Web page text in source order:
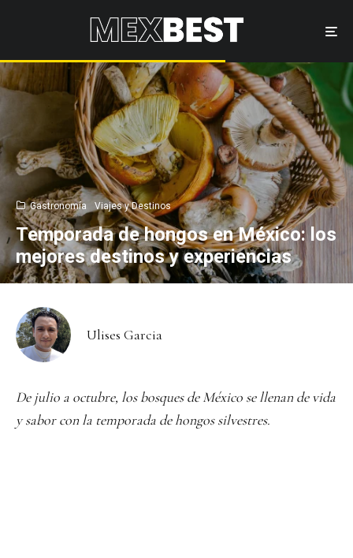
Gastronomía Viajes y Destinos
Temporada de hongos en México: los
mejores destinos y experiencias
Ulises Garcia
De julio a octubre, los bosques de México se llenan de vida
y sabor con la temporada de hongos silvestres.